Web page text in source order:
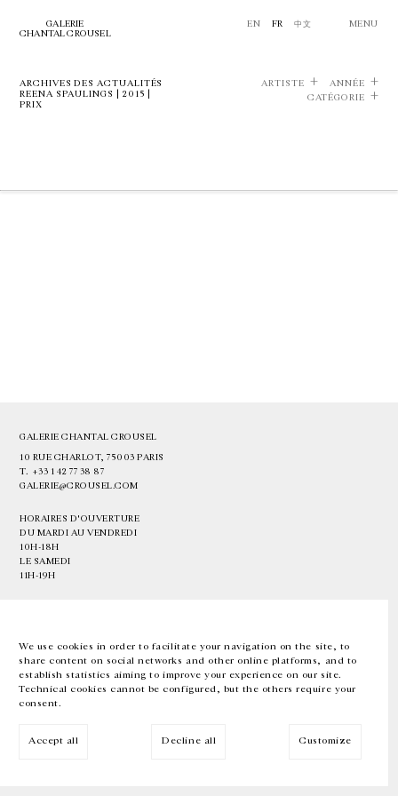
We use cookies in order to facilitate your navigation on the site, to
share content on social networks and other online platforms, and to
establish statistics aiming to improve your experience on our site.
Technical cookies cannot be configured, but the others require your
consent.
Accept all Decline all Customize
GALERIE
CHANTAL CROUSEL
EN FR 中文 MENU
ARCHIVES DES ACTUALITÉS
REENA SPAULINGS | 2015 |
PRIX
ARTISTE
ANNÉE
CATÉGORIE
GALERIE CHANTAL CROUSEL
10 RUE CHARLOT, 75003 PARIS
T. +33 1 42 77 38 87
GALERIE@CROUSEL.COM
HORAIRES D'OUVERTURE
DU MARDI AU VENDREDI
10H-18H
LE SAMEDI
11H-19H
EN FR 中文 Facebook Instagram
Inscrivez-vous à notre newsletter